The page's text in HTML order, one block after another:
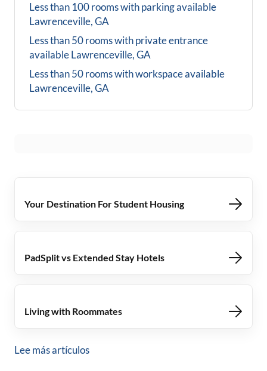
Less than 100 rooms with parking available
Lawrenceville, GA
Less than 50 rooms with private entrance
availableLawrenceville, GA
Less than 50 rooms with workspace available
Lawrenceville, GA
Your Destination For Student Housing
PadSplit vs Extended Stay Hotels
Living with Roommates
Lee más artículos